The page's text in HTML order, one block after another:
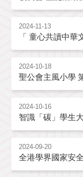
2024-11-13
「 童心共讀中
2024-10-18
聖公會主風小學
2024-10-16
智識「碳」學生
2024-09-20
全港學界國家安